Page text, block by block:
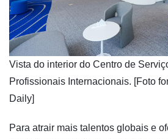
Vista do interior do Centro de
Profissionais Internacionais. [Foto
Daily]
Para atrair mais talentos globais e